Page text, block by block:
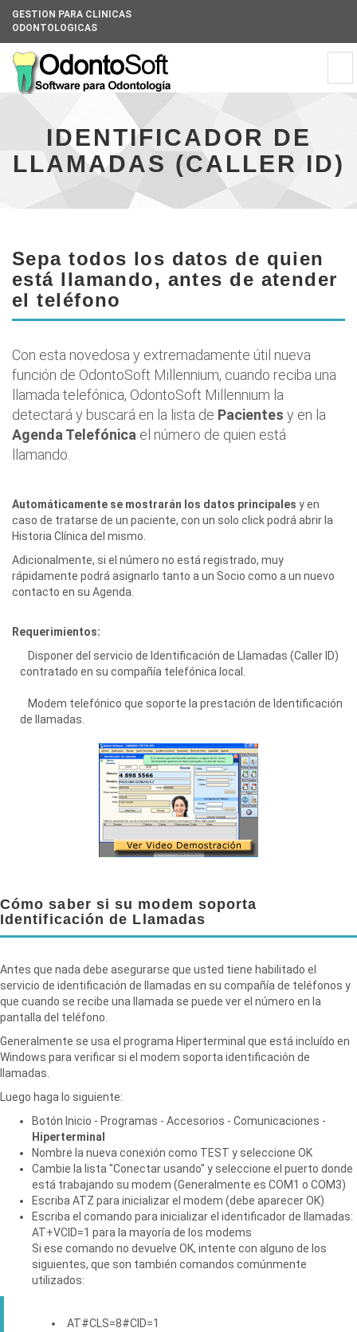
GESTION PARA CLINICAS
ODONTOLOGICAS
Universal
-
go
homepage
IDENTIFICADOR DE
LLAMADAS (CALLER ID)
Sepa todos los datos de quien
está llamando, antes de atender
el teléfono
Con esta novedosa y extremadamente útil nueva
función de OdontoSoft Millennium, cuando reciba una
llamada telefónica, OdontoSoft Millennium la
detectará y buscará en la lista de Pacientes y en la
Agenda Telefónica el número de quien está
llamando.
Automáticamente se mostrarán los datos principales y en
caso de tratarse de un paciente, con un solo click podrá abrir la
Historia Clínica del mismo.
Adicionalmente, si el número no está registrado, muy
rápidamente podrá asignarlo tanto a un Socio como a un nuevo
contacto en su Agenda.
Requerimientos:
Disponer del servicio de Identificación de Llamadas (Caller ID)
contratado en su compañía telefónica local.
Modem telefónico que soporte la prestación de Identificación
de llamadas.
Cómo saber si su modem soporta
Identificación de Llamadas
Antes que nada debe asegurarse que usted tiene habilitado el
servicio de identificación de llamadas en su compañía de teléfonos y
que cuando se recibe una llamada se puede ver el número en la
pantalla del teléfono.
Generalmente se usa el programa Hiperterminal que está incluído en
Windows para verificar si el modem soporta identificación de
llamadas.
Luego haga lo siguiente:
Botón Inicio - Programas - Accesorios - Comunicaciones -
Hiperterminal
Nombre la nueva conexión como TEST y seleccione OK
Cambie la lista "Conectar usando" y seleccione el puerto donde
está trabajando su modem (Generalmente es COM1 o COM3)
Escriba ATZ para inicializar el modem (debe aparecer OK)
Escriba el comando para inicializar el identificador de llamadas:
AT+VCID=1 para la mayoría de los modems
Si ese comando no devuelve OK, intente con alguno de los
siguientes, que son también comandos comúnmente
utilizados:
AT#CLS=8#CID=1